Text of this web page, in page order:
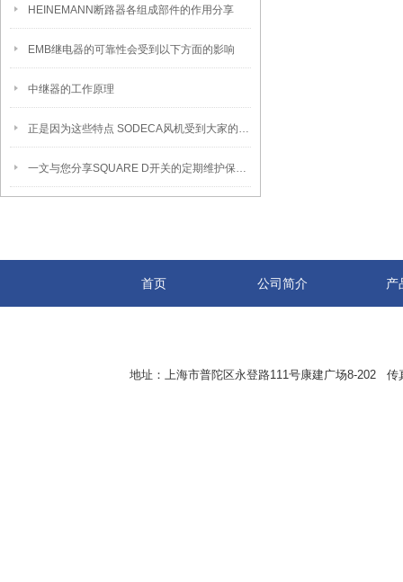
HEINEMANN断路器各组成部件的作用分享
EMB继电器的可靠性会受到以下方面的影响
中继器的工作原理
正是因为这些特点 SODECA风机受到大家的欢迎
一文与您分享SQUARE D开关的定期维护保养方法
首页 公司简介 产
地址：上海市普陀区永登路111号康建广场8-202